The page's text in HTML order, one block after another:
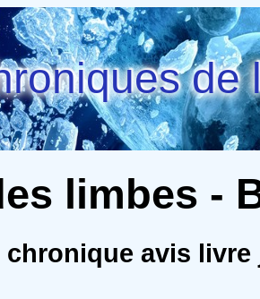
de
limbes -
chronique avis